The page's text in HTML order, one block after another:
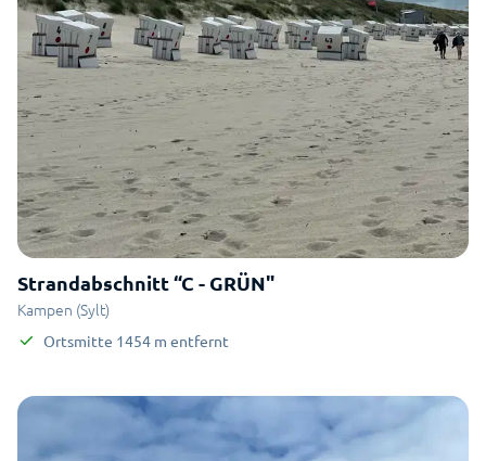
Strandabschnitt “C - GRÜN"
Kampen (Sylt)
Ortsmitte 1454 m entfernt